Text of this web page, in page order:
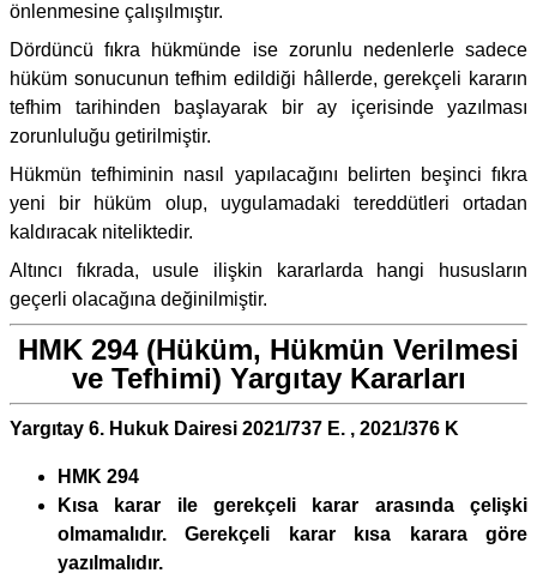
önlenmesine çalışılmıştır.
Dördüncü fıkra hükmünde ise zorunlu nedenlerle sadece
hüküm sonucunun tefhim edildiği hâllerde, gerekçeli kararın
tefhim tarihinden başlayarak bir ay içerisinde yazılması
zorunluluğu getirilmiştir.
Hükmün tefhiminin nasıl yapılacağını belirten beşinci fıkra
yeni bir hüküm olup, uygulamadaki tereddütleri ortadan
kaldıracak niteliktedir.
Altıncı fıkrada, usule ilişkin kararlarda hangi hususların
geçerli olacağına değinilmiştir.
HMK 294 (Hüküm, Hükmün Verilmesi
ve Tefhimi) Yargıtay Kararları
Yargıtay 6. Hukuk Dairesi 2021/737 E. , 2021/376 K
HMK 294
Kısa karar ile gerekçeli karar arasında çelişki
olmamalıdır. Gerekçeli karar kısa karara göre
yazılmalıdır.